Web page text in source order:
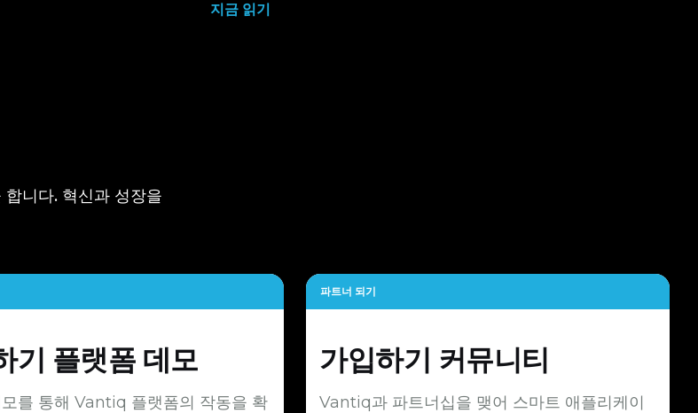
지금 읽기
니다. 혁신과 성장을
기 플랫폼 데모
를 통해 Vantiq 플랫폼의 작동을 확
파트너 되기
가입하기 커뮤니티
Vantiq과 파트너십을 맺어 스마트 애플리케이